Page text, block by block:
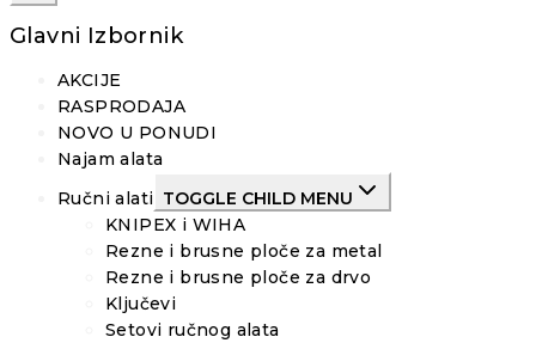
Glavni Izbornik
AKCIJE
RASPRODAJA
NOVO U PONUDI
Najam alata
Ručni alati TOGGLE CHILD MENU
KNIPEX i WIHA
Rezne i brusne ploče za metal
Rezne i brusne ploče za drvo
Ključevi
Setovi ručnog alata